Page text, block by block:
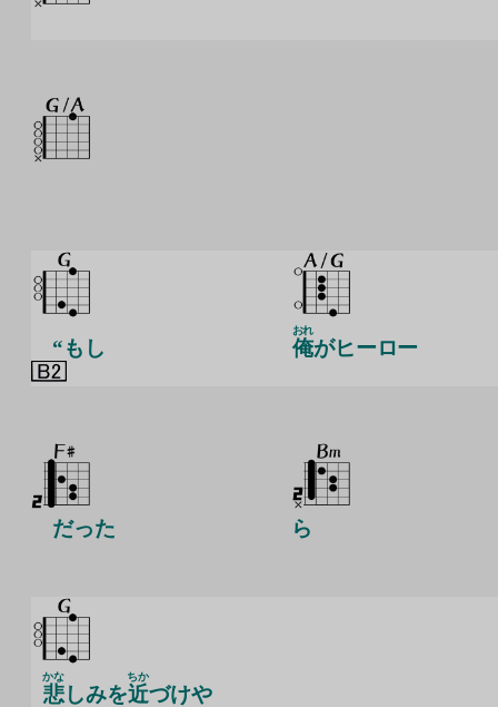
“もし 俺
おれ
がヒーロー
だった ら
悲
かな
しみを近
ちか
づけや